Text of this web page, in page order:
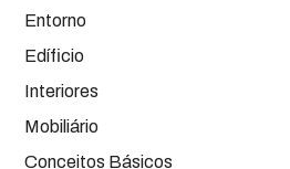
Entorno
Edíficio
Interiores
Mobiliário
Conceitos Básicos